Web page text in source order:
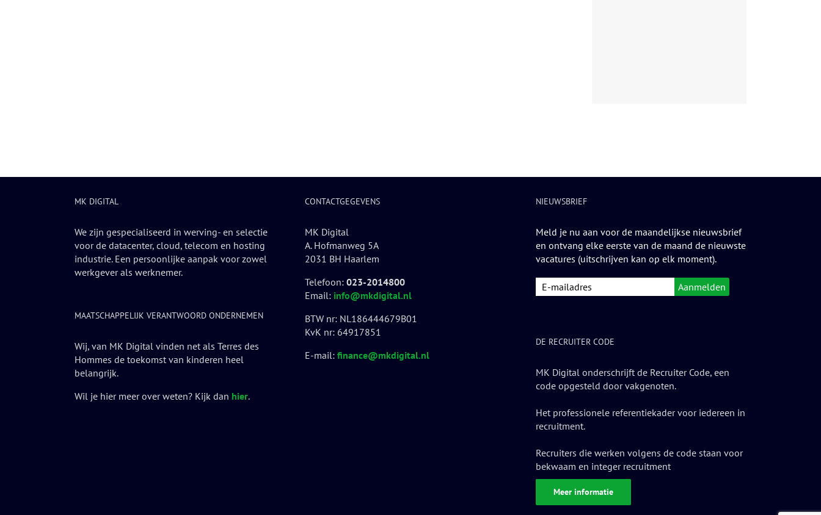
MK DIGITAL
We zijn gespecialiseerd in werving- en selectie
voor de datacenter, cloud, telecom en hosting
industrie. Een persoonlijke aanpak voor zowel
werkgever als werknemer.
MAATSCHAPPELIJK VERANTWOORD ONDERNEMEN
Wij, van MK Digital vinden net als Terres des
Hommes de toekomst van kinderen heel
belangrijk.
Wil je hier meer over weten? Kijk dan hier.
CONTACTGEGEVENS
MK Digital
A. Hofmanweg 5A
2031 BH Haarlem
Telefoon:023-2014800
Email: info@mkdigital.nl
BTW nr: NL186444679B01
KvK nr: 64917851
E-mail:finance@mkdigital.nl
NIEUWSBRIEF
Meld je nu aan voor de maandelijkse nieuwsbrief
en ontvang elke eerste van de maand de nieuwste
vacatures (uitschrijven kan op elk moment).
DE RECRUITER CODE
MK Digital onderschrijft de Recruiter Code, een
code opgesteld door vakgenoten.
Het professionele referentiekader voor iedereen in
recruitment.
Recruiters die werken volgens de code staan voor
bekwaam en integer recruitment
Meer informatie